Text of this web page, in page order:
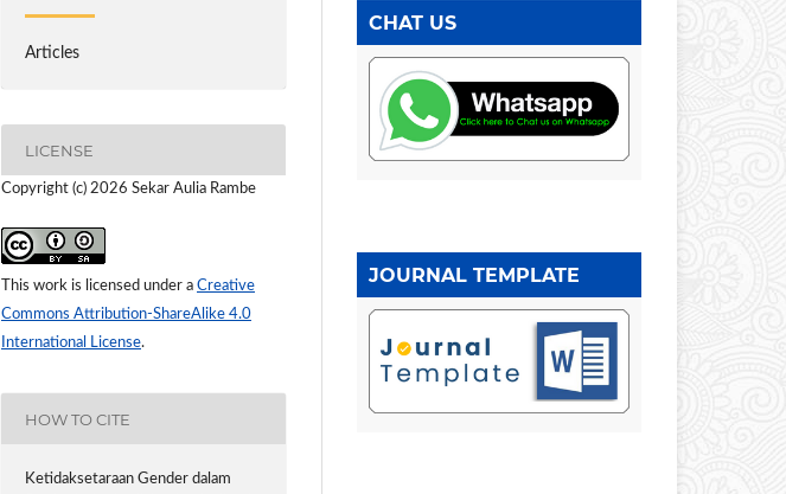
Articles
LICENSE
Copyright (c) 2026 Sekar Aulia Rambe
This work is licensed under a Creative
Commons Attribution-ShareAlike 4.0
International License.
HOW TO CITE
Ketidaksetaraan Gender dalam
CHAT US
JOURNAL TEMPLATE